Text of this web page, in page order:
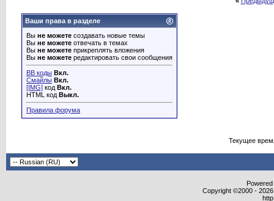
Ваши права в разделе
Вы не можете создавать новые темы
Вы не можете отвечать в темах
Вы не можете прикреплять вложения
Вы не можете редактировать свои сообщения
BB коды Вкл.
Смайлы Вкл.
[IMG] код Вкл.
HTML код Выкл.
Правила форума
Текущее
Copyright ©2000 -